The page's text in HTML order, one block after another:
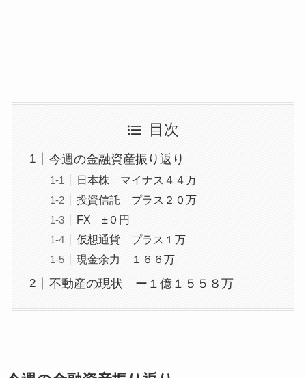
目次
今週の金融資産振り返り
日本株 マイナス４４万
投資信託 プラス２０万
FX ±０円
仮想通貨 プラス１万
現金余力 １６６万
不動産の現状 ー１億１５５８万